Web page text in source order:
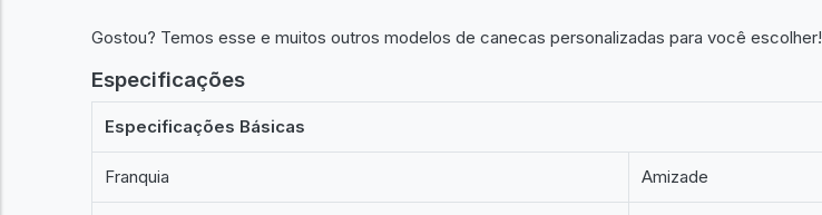
Gostou? Temos esse e muitos outros modelos de canecas personalizadas para você escolher!
Especificações
Especificações Básicas
Franquia Amizade